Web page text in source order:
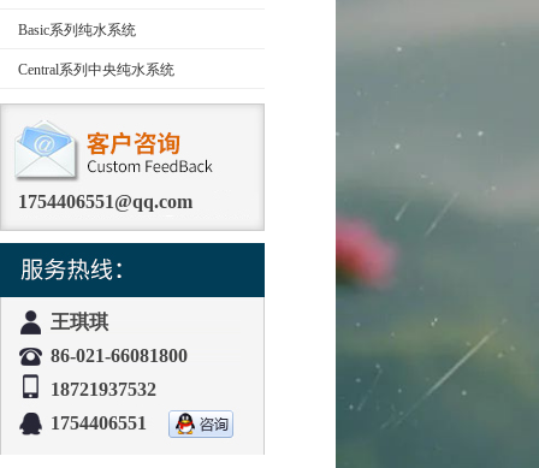
Basic系列纯水系统
Central系列中央纯水系统
1754406551@qq.com
王琪琪
86-021-66081800
18721937532
1754406551